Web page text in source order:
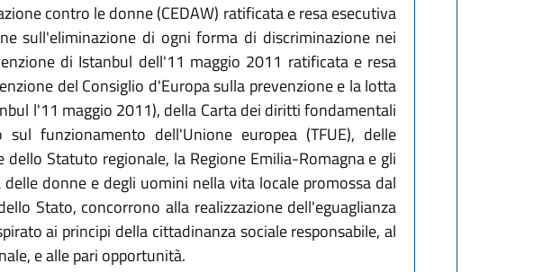
contro le donne (CEDAW) ratificata e resa esecutiva
sull'eliminazione di ogni forma di discriminazione nei
di Istanbul dell'11 maggio 2011 ratificata e resa
del Consiglio d'Europa sulla prevenzione e la lotta
l'11 maggio 2011), della Carta dei diritti fondamentali
funzionamento dell'Unione europea (TFUE), delle
Statuto regionale, la Regione Emilia-Romagna e gli
donne e degli uomini nella vita locale promossa dal
Stato, concorrono alla realizzazione dell'eguaglianza
ai principi della cittadinanza sociale responsabile, al
e alle pari opportunità.